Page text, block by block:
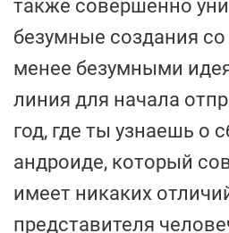
также совершенно
безумные создания
менее безумными
линия для начала
год, где ты узнаешь о
андроиде, который
имеет никаких
представителя